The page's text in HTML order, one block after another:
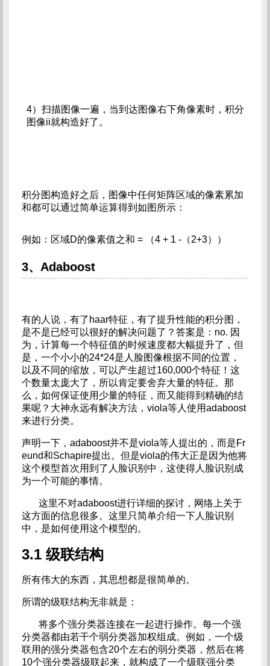
4）扫描图像一遍，当到达图像右下角像素时，积分
图像ii就构造好了。
积分图构造好之后，图像中任何矩阵区域的像素累加
和都可以通过简单运算得到如图所示：
例如：区域D的像素值之和 = （4 + 1 -（2+3））
3、Adaboost
有的人说，有了haar特征，有了提升性能的积分图，
是不是已经可以很好的解决问题了？答案是：no. 因
为，计算每一个特征值的时候速度都大幅提升了，但
是，一个小小的24*24是人脸图像根据不同的位置，
以及不同的缩放，可以产生超过160,000个特征！这
个数量太庞大了，所以肯定要舍弃大量的特征。那
么，如何保证使用少量的特征，而又能得到精确的结
果呢？大神永远有解决方法，viola等人使用adaboost
来进行分类。
声明一下，adaboost并不是viola等人提出的，而是Fr
eund和Schapire提出。但是viola的伟大正是因为他将
这个模型首次用到了人脸识别中，这使得人脸识别成
为一个可能的事情。
这里不对adaboost进行详细的探讨，网络上关于
这方面的信息很多。这里只简单介绍一下人脸识别
中，是如何使用这个模型的。
3.1 级联结构
所有伟大的东西，其思想都是很简单的。
所谓的级联结构无非就是：
将多个强分类器连接在一起进行操作。每一个强
分类器都由若干个弱分类器加权组成。例如，一个级
联用的强分类器包含20个左右的弱分类器，然后在将
10个强分类器级联起来，就构成了一个级联强分类